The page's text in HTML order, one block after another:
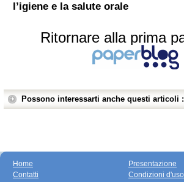
l’igiene e la salute orale
Ritornare alla prima
Possono interessarti anche questi articoli :
Home
Contatti
Presentazione
Condizioni d'uso